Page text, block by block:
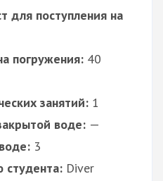
для поступления на
погружения: 40
занятий: 1
воде: —
3
студента: Diver